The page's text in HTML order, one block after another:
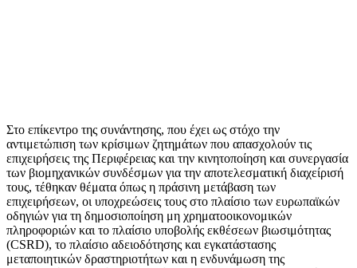
Στο επίκεντρο της συνάντησης, που έχει ως στόχο την
αντιμετώπιση των κρίσιμων ζητημάτων που απασχολούν τις
επιχειρήσεις της Περιφέρειας και την κινητοποίηση και συνεργασία
των βιομηχανικών συνδέσμων για την αποτελεσματική διαχείρισή
τους, τέθηκαν θέματα όπως η πράσινη μετάβαση των
επιχειρήσεων, οι υποχρεώσεις τους στο πλαίσιο των ευρωπαϊκών
οδηγιών για τη δημοσιοποίηση μη χρηματοοικονομικών
πληροφοριών και το πλαίσιο υποβολής εκθέσεων βιωσιμότητας
(CSRD), το πλαίσιο αδειοδότησης και εγκατάστασης
μεταποιητικών δραστηριοτήτων και η ενδυνάμωση της